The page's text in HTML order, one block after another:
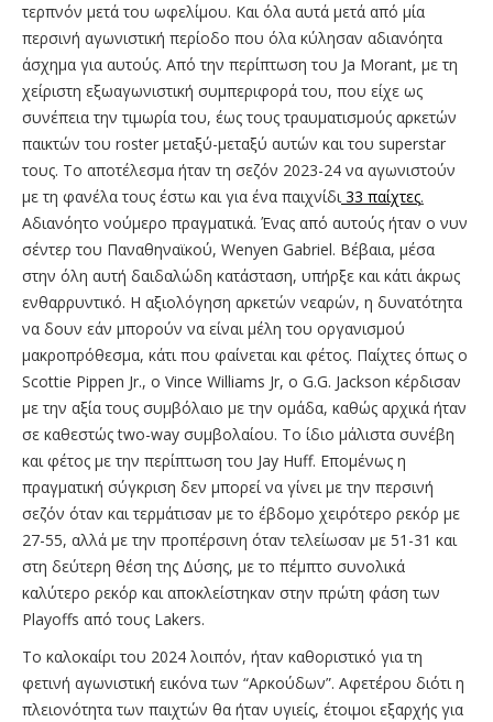
τερπνόν μετά του ωφελίμου. Και όλα αυτά μετά από μία
περσινή αγωνιστική περίοδο που όλα κύλησαν αδιανόητα
άσχημα για αυτούς. Από την περίπτωση του Ja Morant, με τη
χείριστη εξωαγωνιστική συμπεριφορά του, που είχε ως
συνέπεια την τιμωρία του, έως τους τραυματισμούς αρκετών
παικτών του roster μεταξύ-μεταξύ αυτών και του superstar
τους. Το αποτέλεσμα ήταν τη σεζόν 2023-24 να αγωνιστούν
με τη φανέλα τους έστω και για ένα παιχνίδι33 παίχτες.
Αδιανόητο νούμερο πραγματικά. Ένας από αυτούς ήταν ο νυν
σέντερ του Παναθηναϊκού, Wenyen Gabriel. Βέβαια, μέσα
στην όλη αυτή δαιδαλώδη κατάσταση, υπήρξε και κάτι άκρως
ενθαρρυντικό. Η αξιολόγηση αρκετών νεαρών, η δυνατότητα
να δουν εάν μπορούν να είναι μέλη του οργανισμού
μακροπρόθεσμα, κάτι που φαίνεται και φέτος. Παίχτες όπως ο
Scottie Pippen Jr., o Vince Williams Jr, o G.G. Jackson κέρδισαν
με την αξία τους συμβόλαιο με την ομάδα, καθώς αρχικά ήταν
σε καθεστώς two-way συμβολαίου. Το ίδιο μάλιστα συνέβη
και φέτος με την περίπτωση του Jay Huff. Επομένως η
πραγματική σύγκριση δεν μπορεί να γίνει με την περσινή
σεζόν όταν και τερμάτισαν με το έβδομο χειρότερο ρεκόρ με
27-55, αλλά με την προπέρσινη όταν τελείωσαν με 51-31 και
στη δεύτερη θέση της Δύσης, με το πέμπτο συνολικά
καλύτερο ρεκόρ και αποκλείστηκαν στην πρώτη φάση των
Playoffs από τους Lakers.
To καλοκαίρι του 2024 λοιπόν, ήταν καθοριστικό για τη
φετινή αγωνιστική εικόνα των “Αρκούδων”. Αφετέρου διότι η
πλειονότητα των παιχτών θα ήταν υγιείς, έτοιμοι εξαρχής για